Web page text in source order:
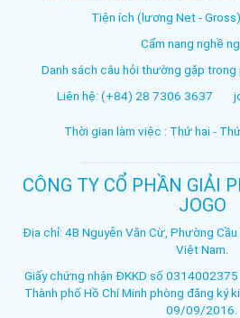
Tiện ích (lương Net - Gross)
Cẩm nang nghề
Danh sách câu hỏi thường gặp
Liên hệ: (+84) 28 7306 3637
Thời gian làm việc : Thứ hai -
CÔNG TY CỔ PHẦN GIẢI
JOGO
Địa chỉ: 4B Nguyễn Văn Cừ, Phường Cầu
Việt Nam.
Giấy chứng nhận ĐKKD số
Thành phố Hồ Chí Minh phòng đăng ký
09/09/2016.